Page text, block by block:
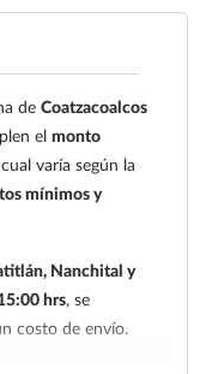
débito.
la TPV virtual
Secure,
de dos
de
enviar su
correo
deCoatzacoalcos
elmonto
varía según la
mínimos y
Nanchital y
hrs, se
costo de envío.